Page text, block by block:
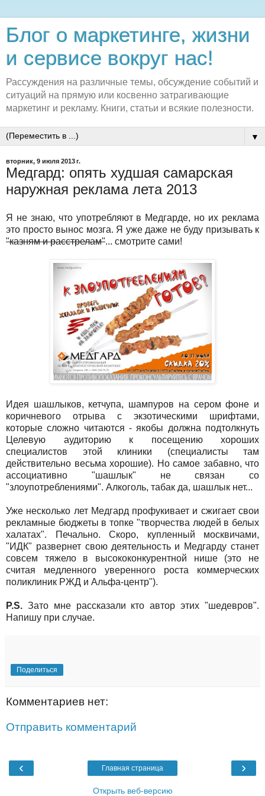
Блог о маркетинге, жизни
и сервисе вокруг нас!
Рассуждения на различные темы, обсуждение событий и
ситуаций на прямую или косвенно затрагивающие
маркетинг и рекламу. Книги, статьи и всякие полезности.
▼
вторник, 9 июля 2013 г.
Медгард: опять худшая самарская
наружная реклама лета 2013
Я не знаю, что употребляют в Медгарде, но их реклама
это просто вынос мозга. Я уже даже не буду призывать к
"казням и расстрелам"... смотрите сами!
Идея шашлыков, кетчупа, шампуров на сером фоне и
коричневого отрыва с экзотическими шрифтами,
которые сложно читаются - якобы должна подтолкнуть
Целевую аудиторию к посещению хороших
специалистов этой клиники (специалисты там
действительно весьма хорошие). Но самое забавно, что
ассоциативно "шашлык" не связан со
"злоупотреблениями". Алкоголь, табак да, шашлык нет...
Уже несколько лет Медгард профукивает и сжигает свои
рекламные бюджеты в топке "творчества людей в белых
халатах". Печально. Скоро, купленный москвичами,
"ИДК" развернет свою деятельность и Медгарду станет
совсем тяжело в высококонкурентной нише (это не
считая медленного уверенного роста коммерческих
поликлиник РЖД и Альфа-центр").
P.S. Зато мне рассказали кто автор этих "шедевров".
Напишу при случае.
Поделиться
Комментариев нет:
Отправить комментарий
‹ ›
Главная страница
Открыть веб-версию